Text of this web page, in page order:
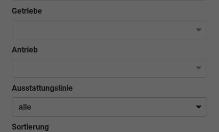
Getriebe
Antrieb
Ausstattungslinie
Sortierung